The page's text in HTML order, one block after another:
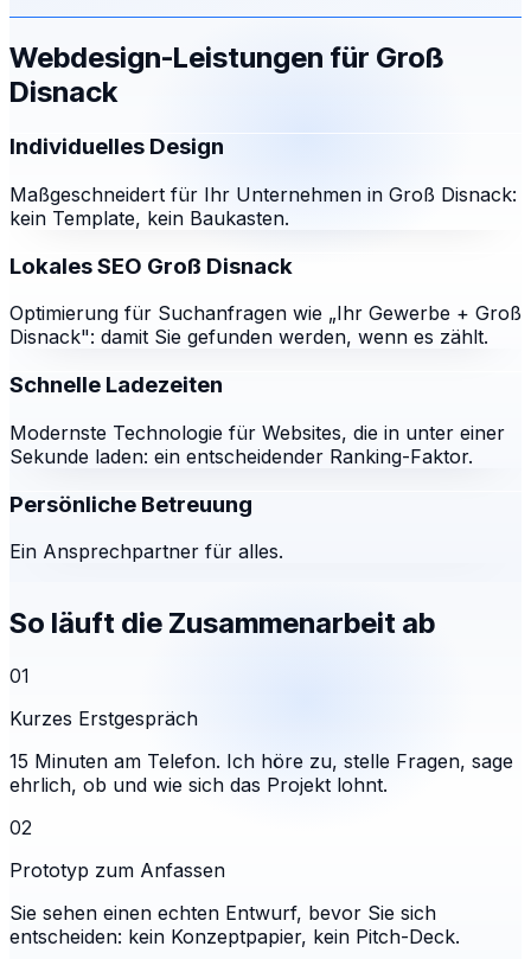
Webdesign-Leistungen für Groß
Disnack
Individuelles Design
Maßgeschneidert für Ihr Unternehmen in Groß Disnack:
kein Template, kein Baukasten.
Lokales SEO Groß Disnack
Optimierung für Suchanfragen wie „Ihr Gewerbe + Groß
Disnack": damit Sie gefunden werden, wenn es zählt.
Schnelle Ladezeiten
Modernste Technologie für Websites, die in unter einer
Sekunde laden: ein entscheidender Ranking-Faktor.
Persönliche Betreuung
Ein Ansprechpartner für alles.
So läuft die Zusammenarbeit ab
01
Kurzes Erstgespräch
15 Minuten am Telefon. Ich höre zu, stelle Fragen, sage
ehrlich, ob und wie sich das Projekt lohnt.
02
Prototyp zum Anfassen
Sie sehen einen echten Entwurf, bevor Sie sich
entscheiden: kein Konzeptpapier, kein Pitch-Deck.